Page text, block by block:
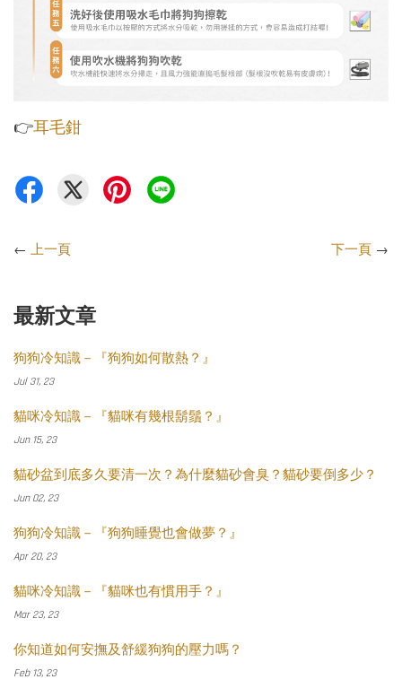
👉耳毛鉗
← 上一頁 下一頁 →
最新文章
狗狗冷知識－『狗狗如何散熱？』
Jul 31, 23
貓咪冷知識－『貓咪有幾根鬍鬚？』
Jun 15, 23
貓砂盆到底多久要清一次？為什麼貓砂會臭？貓砂要倒多少？
Jun 02, 23
狗狗冷知識－『狗狗睡覺也會做夢？』
Apr 20, 23
貓咪冷知識－『貓咪也有慣用手？』
Mar 23, 23
你知道如何安撫及舒緩狗狗的壓力嗎？
Feb 13, 23